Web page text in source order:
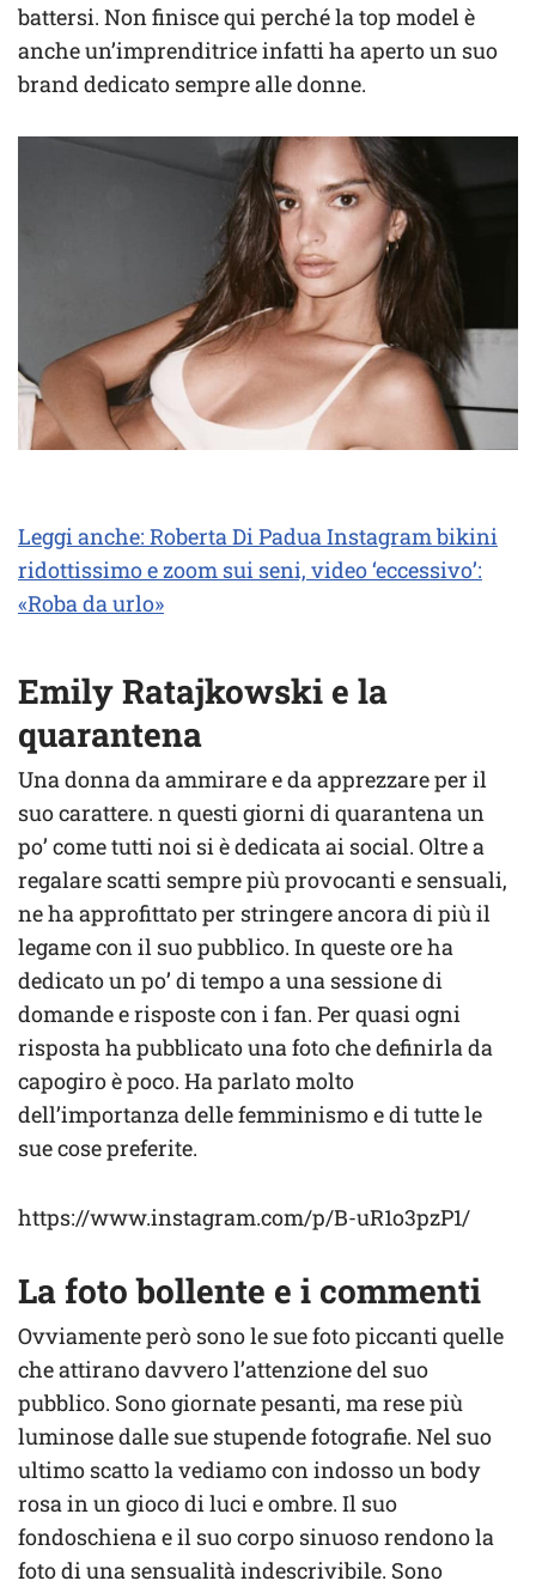
battersi. Non finisce qui perché la top model è
anche un’imprenditrice infatti ha aperto un suo
brand dedicato sempre alle donne.
Leggi anche: Roberta Di Padua Instagram bikini
ridottissimo e zoom sui seni, video ‘eccessivo’:
«Roba da urlo»
Emily Ratajkowski e la
quarantena
Una donna da ammirare e da apprezzare per il
suo carattere. n questi giorni di quarantena un
po’ come tutti noi si è dedicata ai social. Oltre a
regalare scatti sempre più provocanti e sensuali,
ne ha approfittato per stringere ancora di più il
legame con il suo pubblico. In queste ore ha
dedicato un po’ di tempo a una sessione di
domande e risposte con i fan. Per quasi ogni
risposta ha pubblicato una foto che definirla da
capogiro è poco. Ha parlato molto
dell’importanza delle femminismo e di tutte le
sue cose preferite.
https://www.instagram.com/p/B-uR1o3pzP1/
La foto bollente e i commenti
Ovviamente però sono le sue foto piccanti quelle
che attirano davvero l’attenzione del suo
pubblico. Sono giornate pesanti, ma rese più
luminose dalle sue stupende fotografie. Nel suo
ultimo scatto la vediamo con indosso un body
rosa in un gioco di luci e ombre. Il suo
fondoschiena e il suo corpo sinuoso rendono la
foto di una sensualità indescrivibile. Sono